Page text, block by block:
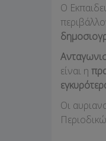
Ο
είναι η
Οι